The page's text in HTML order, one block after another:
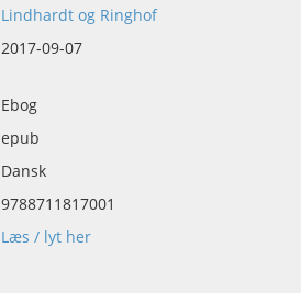
Lindhardt og Ringhof
2017-09-07
Ebog
epub
Dansk
9788711817001
Læs / lyt her